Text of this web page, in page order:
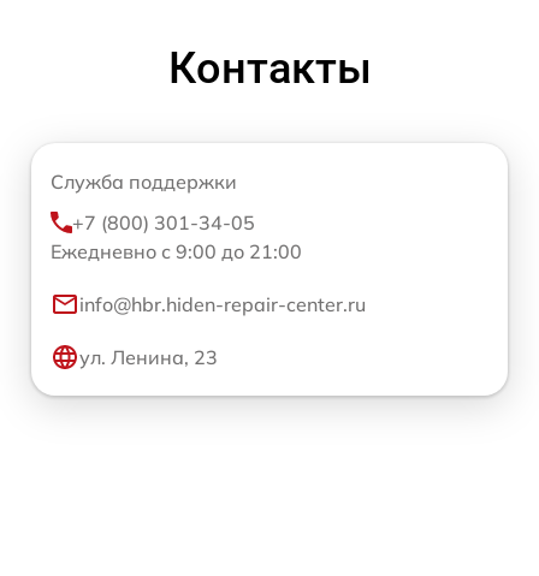
Контакты
Служба поддержки
+7 (800) 301-34-05
Ежедневно с 9:00 до 21:00
info@hbr.hiden-repair-center.ru
ул. Ленина, 23